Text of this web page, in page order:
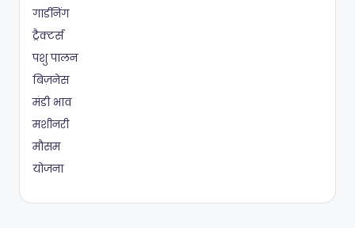
गार्डनिंग
ट्रैक्टर्स
पशु पालन
बिज़नेस
मंडी भाव
मशीनरी
मौसम
योजना